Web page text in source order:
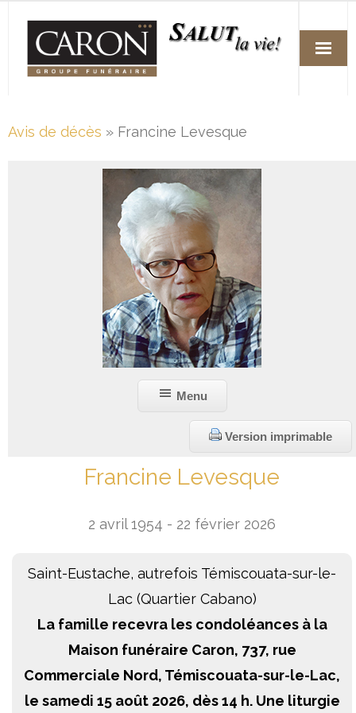
Arrangements funéraires préalables
Avis de décès » Francine Levesque
Menu
Version imprimable
Francine Levesque
2 avril 1954 - 22 février 2026
Saint-Eustache, autrefois Témiscouata-sur-le-
Lac (Quartier Cabano)
La famille recevra les condoléances à la
Maison funéraire Caron, 737, rue
Commerciale Nord, Témiscouata-sur-le-Lac,
le samedi 15 août 2026, dès 14 h. Une liturgie